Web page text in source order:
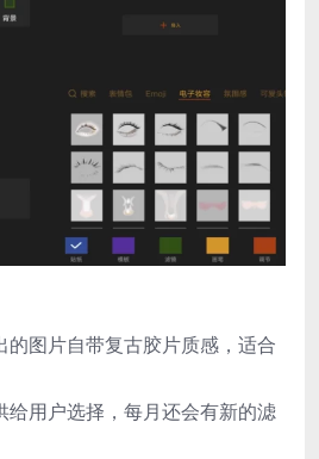
的图片自带复古胶片质感，适合
给用户选择，每月还会有新的滤